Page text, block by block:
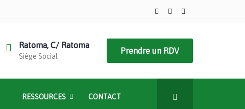
Ratoma, C/ Ratoma
Siège Social
Prendre un RDV
RESSOURCES CONTACT